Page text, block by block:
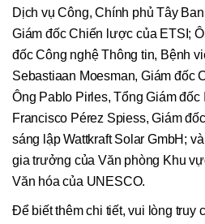
Dịch vụ Công, Chính phủ Tây
Giám đốc Chiến lược của ETSI;
đốc Công nghệ Thông tin, Bệnh
Sebastiaan Moesman, Giám đốc
Ông Pablo Pirles, Tổng Giám đốc
Francisco Pérez Spiess, Giám
sáng lập Wattkraft Solar GmbH;
gia trưởng của Văn phòng Khu
Văn hóa của UNESCO.
Để biết thêm chi tiết, vui lòng truy